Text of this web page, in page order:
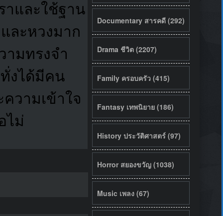
และใช้ฐาน
ละหวงมาก
มทรงจำ
งได้มีคน
วามเข้าใจ
ไม่
Documentary สารคดี (292)
Drama ชีวิต (2207)
Family ครอบครัว (415)
Fantasy เทพนิยาย (186)
History ประวัติศาสตร์ (97)
Horror สยองขวัญ (1038)
Music เพลง (67)